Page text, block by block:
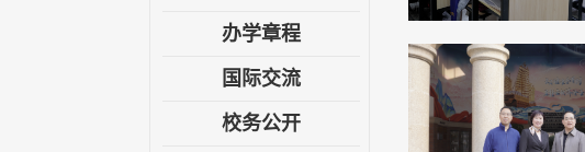
办学章程
国际交流
校务公开